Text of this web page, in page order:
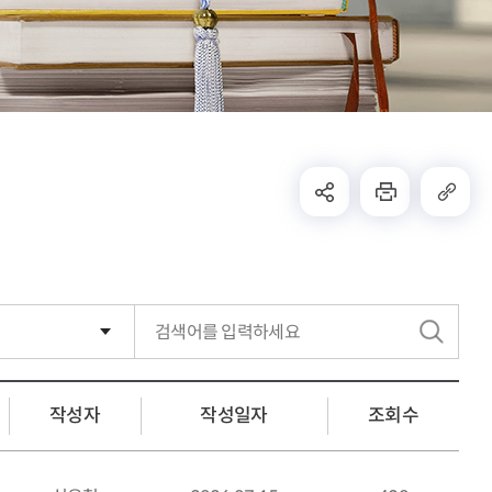
검
색
작성자 작성일자 조회수